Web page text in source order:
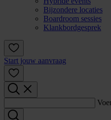
Bijzondere locaties
Boardroom sessies
Klankbordgesprek
Start jouw aanvraag